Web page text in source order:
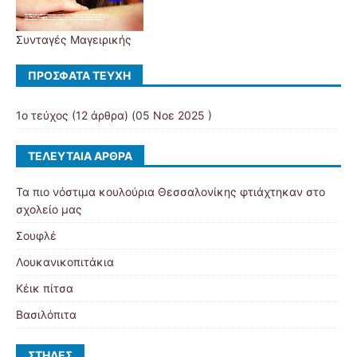
Συνταγές Μαγειρικής
ΠΡΌΣΦΑΤΑ ΤΕΎΧΗ
1ο τεύχος (12 άρθρα) (05 Νοε 2025 )
ΤΕΛΕΥΤΑΊΑ ΆΡΘΡΑ
Τα πιο νόστιμα κουλούρια Θεσσαλονίκης φτιάχτηκαν στο
σχολείο μας
Σουφλέ
Λουκανικοπιτάκια
Κέικ πίτσα
Βασιλόπιτα